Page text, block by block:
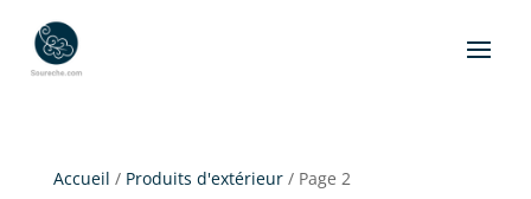
Accueil / Produits d'extérieur/ Page 2